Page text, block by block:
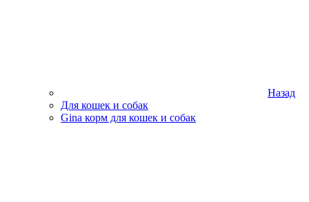
Назад
Для кошек и собак
Gina корм для кошек и собак